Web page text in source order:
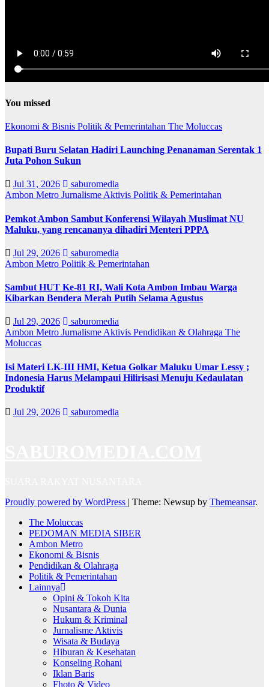
You missed
Ekonomi & Bisnis Politik & Pemerintahan The Moluccas
Bupati Buru Selatan Hadiri Launching Penanaman Serentak 1
Juta Pohon Sukun
Jul 31, 2026
saburomedia
Ambon Metro Jurnalisme Aktivis Politik & Pemerintahan
Pemkot Ambon Sambut Konferensi Wilayah Muslimat NU
Maluku, yang rencananya dihadiri Menteri PPPA
Jul 29, 2026
saburomedia
Ambon Metro Politik & Pemerintahan
Sambut HUT Ke-81 RI, Wali Kota Ambon Imbau Warga
Kibarkan Bendera Merah Putih Selama Agustus
Jul 29, 2026
saburomedia
Ambon Metro Jurnalisme Aktivis Pendidikan & Olahraga The
Moluccas
Isi Materi LK-III HMI, Ketua Golkar Maluku Umar Lessy ;
Indonesia Harus Melampaui Hilirisasi Menuju Kedaulatan
Produktif
Jul 29, 2026 saburomedia
Proudly powered by WordPress | Theme: Newsup by Themeansar.
The Moluccas
PEDOMAN MEDIA SIBER
Ambon Metro
Ekonomi & Bisnis
Pendidikan & Olahraga
Politik & Pemerintahan
Lainnya
Opini & Tokoh Kita
Nusantara & Dunia
Hukum & Kriminal
Jurnalisme Aktivis
Wisata & Budaya
Hiburan & Kesehatan
Konseling Rohani
Iklan Baris
Fhoto & Video